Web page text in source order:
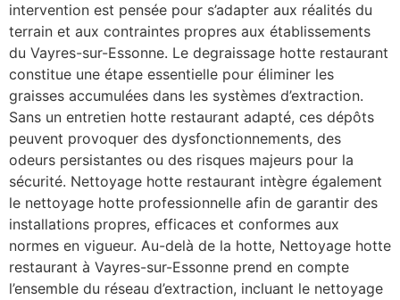
intervention est pensée pour s’adapter aux réalités du
terrain et aux contraintes propres aux établissements
du Vayres-sur-Essonne. Le degraissage hotte restaurant
constitue une étape essentielle pour éliminer les
graisses accumulées dans les systèmes d’extraction.
Sans un entretien hotte restaurant adapté, ces dépôts
peuvent provoquer des dysfonctionnements, des
odeurs persistantes ou des risques majeurs pour la
sécurité. Nettoyage hotte restaurant intègre également
le nettoyage hotte professionnelle afin de garantir des
installations propres, efficaces et conformes aux
normes en vigueur. Au-delà de la hotte, Nettoyage hotte
restaurant à Vayres-sur-Essonne prend en compte
l’ensemble du réseau d’extraction, incluant le nettoyage